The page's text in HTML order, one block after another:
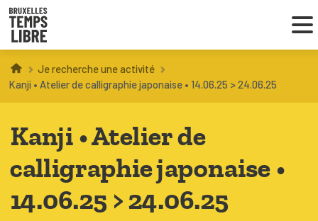
Infos parents
Coordinations ATL
Je recherche une activité
Kanji • Atelier de calligraphie japonaise • 14.06.25 > 24.06.25
Kanji • Atelier de
calligraphie japonaise •
14.06.25 > 24.06.25